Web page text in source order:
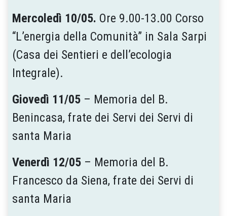
Mercoledì 10/05. Ore 9.00-13.00 Corso
“L’energia della Comunità” in Sala Sarpi
(Casa dei Sentieri e dell’ecologia
Integrale).
Giovedì 11/05 – Memoria del B.
Benincasa, frate dei Servi dei Servi di
santa Maria
Venerdì 12/05 – Memoria del B.
Francesco da Siena, frate dei Servi di
santa Maria